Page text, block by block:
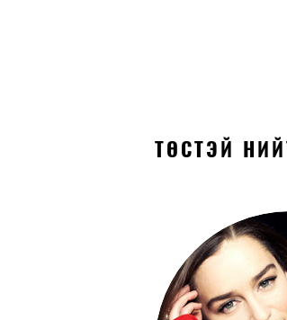
ТӨСТЭЙ